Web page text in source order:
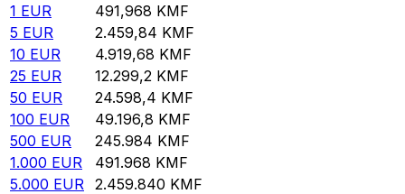
1 EUR 491,968 KMF
5 EUR 2.459,84 KMF
10 EUR 4.919,68 KMF
25 EUR 12.299,2 KMF
50 EUR 24.598,4 KMF
100 EUR 49.196,8 KMF
500 EUR 245.984 KMF
1.000 EUR 491.968 KMF
5.000 EUR 2.459.840 KMF